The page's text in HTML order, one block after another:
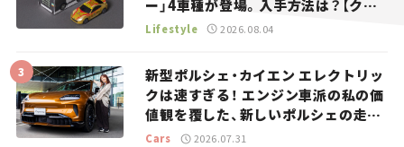
ー」4車種が登場。入手方法は？【クル
マとホビー】
Lifestyle 2026.08.04
新型ポルシェ・カイエン エレクトリッ
クは速すぎる！ エンジン車派の私の価
値観を覆した、新しいポルシェの走
り。
Cars 2026.07.31